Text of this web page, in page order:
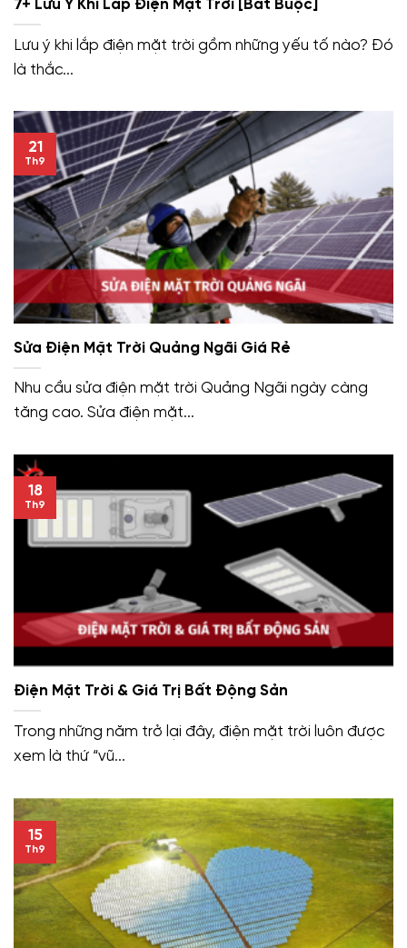
7+ Lưu Ý Khi Lắp Điện Mặt Trời [Bắt Buộc]
Lưu ý khi lắp điện mặt trời gồm những yếu tố nào? Đó
là thắc...
Sửa Điện Mặt Trời Quảng Ngãi Giá Rẻ
Nhu cầu sửa điện mặt trời Quảng Ngãi ngày càng
tăng cao. Sửa điện mặt...
21
Th9
Điện Mặt Trời & Giá Trị Bất Động Sản
Trong những năm trở lại đây, điện mặt trời luôn được
xem là thứ “vũ...
18
Th9
15
Th9